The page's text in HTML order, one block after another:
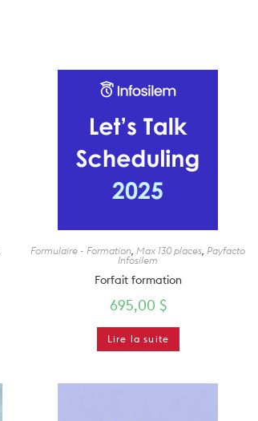
Formulaire - Formation Max 130 places Payfacto
Infosilem
Forfait formation
695,00 $
Lire la suite